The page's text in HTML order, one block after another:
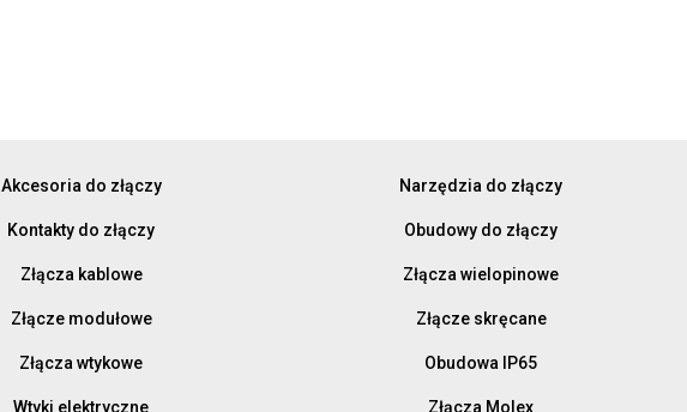
Akcesoria do złączy
Kontakty do złączy
Złącza kablowe
Złącze modułowe
Złącza wtykowe
Wtyki elektryczne
Narzędzia do złączy
Obudowy do złączy
Złącza wielopinowe
Złącze skręcane
Obudowa IP65
Złącza Molex